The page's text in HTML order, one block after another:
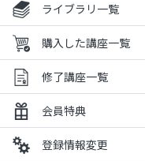
ライブラリ一覧
購入した講座一覧
修了講座一覧
会員特典
登録情報変更